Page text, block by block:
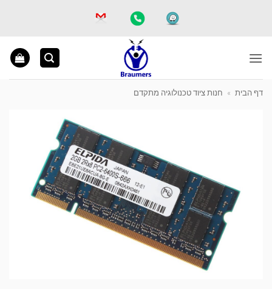
דף הבית » חנות ציוד טכנולוגיה מתקדם